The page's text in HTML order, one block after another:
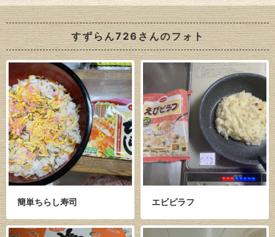
すずらん726さんのフォト
簡単ちらし寿司 エビピラフ